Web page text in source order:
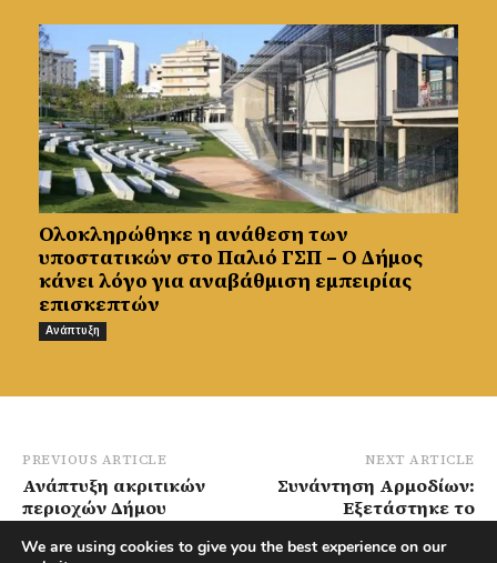
Ολοκληρώθηκε η ανάθεση των
υποστατικών στο Παλιό ΓΣΠ – Ο Δήμος
κάνει λόγο για αναβάθμιση εμπειρίας
επισκεπτών
Ανάπτυξη
PREVIOUS ARTICLE
Ανάπτυξη ακριτικών
περιοχών Δήμου
Εσωτερικών – Καμία
NEXT ARTICLE
Συνάντηση Αρμοδίων:
Εξετάστηκε το
καταφυγίου αδεσπότων
We are using cookies to give you the best experience on our